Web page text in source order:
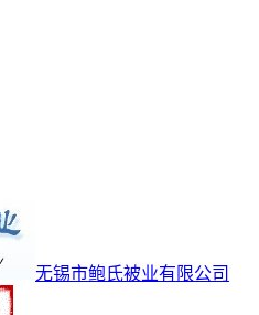
无锡市鲍氏被业有限公司